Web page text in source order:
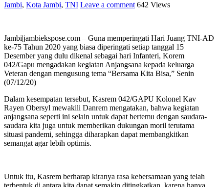
Jambi, Kota Jambi, TNI Leave a comment 642 Views
Jambi|jambiekspose.com – Guna memperingati Hari Juang TNI-AD
ke-75 Tahun 2020 yang biasa diperingati setiap tanggal 15
Desember yang dulu dikenal sebagai hari Infanteri, Korem
042/Gapu mengadakan kegiatan Anjangsana kepada keluarga
Veteran dengan mengusung tema “Bersama Kita Bisa,” Senin
(07/12/20)
Dalam kesempatan tersebut, Kasrem 042/GAPU Kolonel Kav
Rayen Obersyl mewakili Danrem mengatakan, bahwa kegiatan
anjangsana seperti ini selain untuk dapat bertemu dengan saudara-
saudara kita juga untuk memberikan dukungan moril terutama
situasi pandemi, sehingga diharapkan dapat membangkitkan
semangat agar lebih optimis.
Untuk itu, Kasrem berharap kiranya rasa kebersamaan yang telah
terbentuk di antara kita dapat semakin ditingkatkan, karena hanya